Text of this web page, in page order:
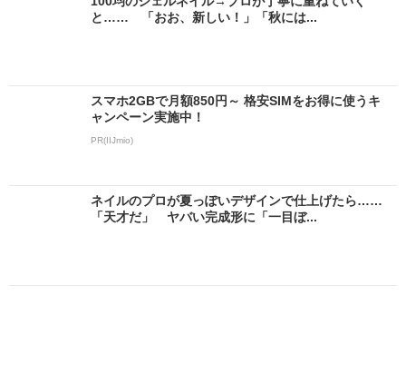
と…… 「おお、新しい！」「秋には...
スマホ2GBで月額850円～ 格安SIMをお得に使うキ
ャンペーン実施中！
PR(IIJmio)
ネイルのプロが夏っぽいデザインで仕上げたら……
「天才だ」 ヤバい完成形に「一目ぼ...